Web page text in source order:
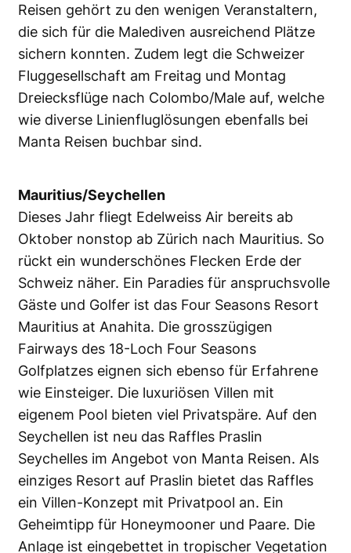
Reisen gehört zu den wenigen Veranstaltern,
die sich für die Malediven ausreichend Plätze
sichern konnten. Zudem legt die Schweizer
Fluggesellschaft am Freitag und Montag
Dreiecksflüge nach Colombo/Male auf, welche
wie diverse Linienfluglösungen ebenfalls bei
Manta Reisen buchbar sind.
Mauritius/Seychellen
Dieses Jahr fliegt Edelweiss Air bereits ab
Oktober nonstop ab Zürich nach Mauritius. So
rückt ein wunderschönes Flecken Erde der
Schweiz näher. Ein Paradies für anspruchsvolle
Gäste und Golfer ist das Four Seasons Resort
Mauritius at Anahita. Die grosszügigen
Fairways des 18-Loch Four Seasons
Golfplatzes eignen sich ebenso für Erfahrene
wie Einsteiger. Die luxuriösen Villen mit
eigenem Pool bieten viel Privatspäre. Auf den
Seychellen ist neu das Raffles Praslin
Seychelles im Angebot von Manta Reisen. Als
einziges Resort auf Praslin bietet das Raffles
ein Villen-Konzept mit Privatpool an. Ein
Geheimtipp für Honeymooner und Paare. Die
Anlage ist eingebettet in tropischer Vegetation